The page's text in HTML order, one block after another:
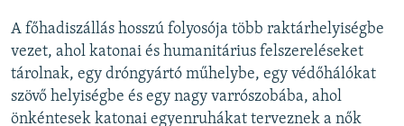
A főhadiszállás hosszú folyosója több raktárhelyiségbe
vezet, ahol katonai és humanitárius felszereléseket
tárolnak, egy dróngyártó műhelybe, egy védőhálókat
szövő helyiségbe és egy nagy varrószobába, ahol
önkéntesek katonai egyenruhákat terveznek a nők